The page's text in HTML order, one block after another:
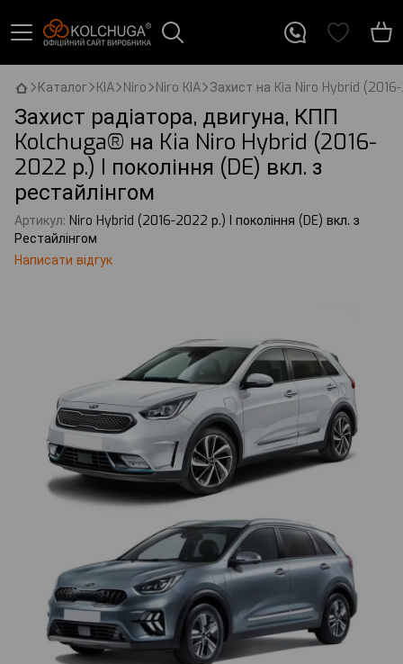
Каталог KIA Niro Niro KIA Захист на Kia Niro Hybrid
Захист радіатора, двигуна, КПП
Kolchuga® на Kia Niro Hybrid (2016-
2022 р.) I покоління (DE) вкл. з
рестайлінгом
Артикул: Niro Hybrid (2016-2022 р.) I покоління (DE) вкл. з
Рестайлінгом
Написати відгук